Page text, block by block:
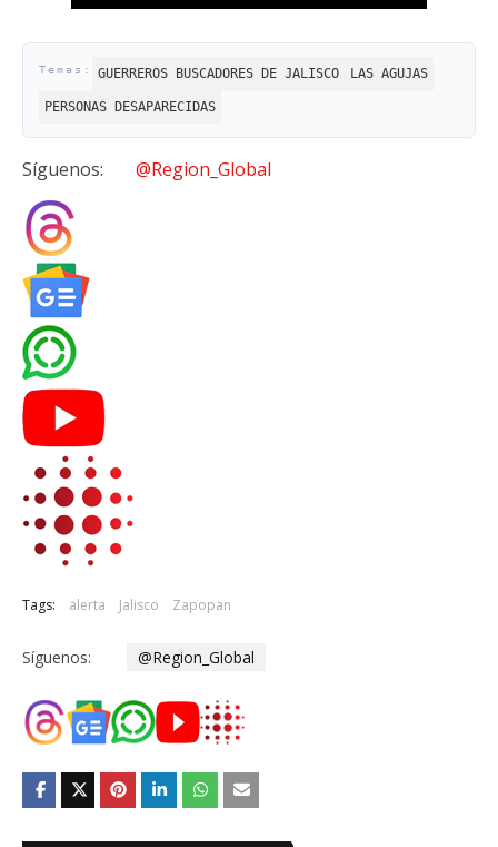
GUERREROS BUSCADORES DE JALISCO LAS AGUJAS
PERSONAS DESAPARECIDAS
Síguenos: @Region_Global
Tags: alerta Jalisco Zapopan
Síguenos: @Region_Global